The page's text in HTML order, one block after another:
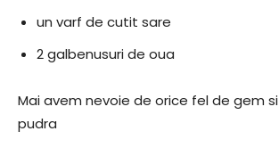
un varf de cutit sare
2 galbenusuri de oua
Mai avem nevoie de orice fel de gem
pudra